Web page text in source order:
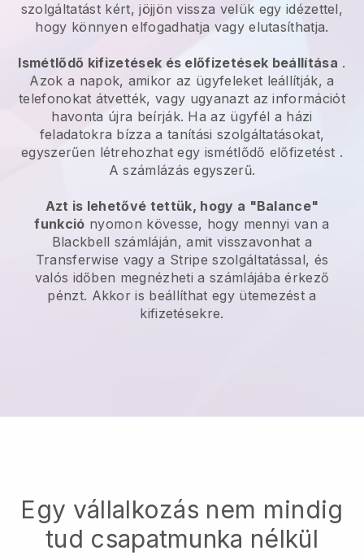
szolgáltatást kért, jöjjön vissza velük egy idézettel,
hogy könnyen elfogadhatja vagy elutasíthatja.
Ismétlődő kifizetések és előfizetések beállítása .
Azok a napok, amikor az ügyfeleket leállítják, a
telefonokat átvették, vagy ugyanazt az információt
havonta újra beírják. Ha az ügyfél a házi
feladatokra bízza a tanítási szolgáltatásokat,
egyszerűen létrehozhat egy ismétlődő előfizetést .
A számlázás egyszerű.
Azt is lehetővé tettük, hogy a "Balance"
funkció nyomon kövesse, hogy mennyi van a
Blackbell számláján, amit visszavonhat a
Transferwise vagy a Stripe szolgáltatással, és
valós időben megnézheti a számlájába érkező
pénzt. Akkor is beállíthat egy ütemezést a
kifizetésekre.
Egy vállalkozás nem mindig
tud csapatmunka nélkül